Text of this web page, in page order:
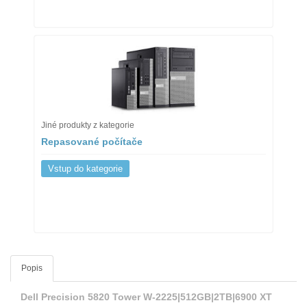
Jiné produkty z kategorie
Repasované počítače
Vstup do kategorie
Popis
Dell Precision 5820 Tower W-2225|512GB|2TB|6900 XT